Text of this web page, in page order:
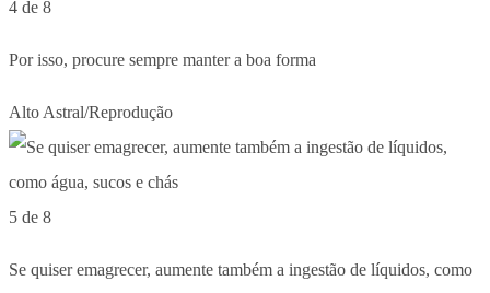
4 de 8
Por isso, procure sempre manter a boa forma
Alto Astral/Reprodução
5 de 8
Se quiser emagrecer, aumente também a ingestão de líquidos, como